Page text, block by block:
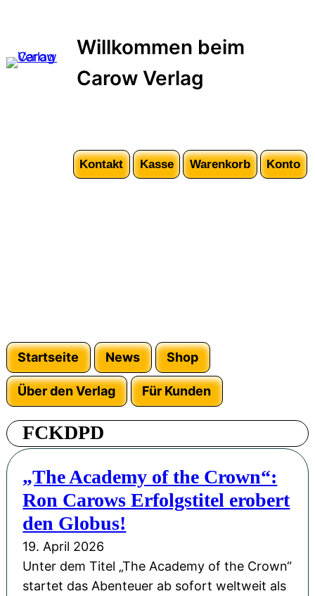
springen
Willkommen beim
Carow Verlag
Kontakt Kasse Warenkorb Konto
Startseite News Shop
Über den Verlag Für Kunden
FCKDPD
„The Academy of the Crown“:
Ron Carows Erfolgstitel erobert
den Globus!
19. April 2026
Unter dem Titel „The Academy of the Crown“
startet das Abenteuer ab sofort weltweit als